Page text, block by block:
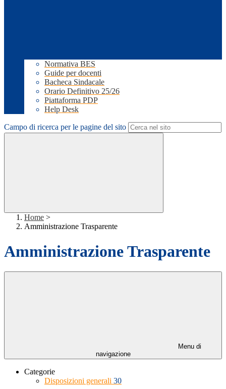
Normativa BES
Guide per docenti
Bacheca Sindacale
Orario Definitivo 25/26
Piattaforma PDP
Help Desk
Campo di ricerca per le pagine del sito
Home >
Amministrazione Trasparente
Amministrazione Trasparente
Menu di
navigazione
Categorie
Disposizioni generali 30